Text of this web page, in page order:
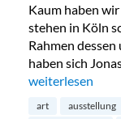
Kaum haben
stehen in Köln
Rahmen
haben sich
„Wein & Kunst:
weiterlesen
art ausstellung